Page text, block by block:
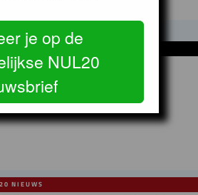
ARTIKELEN
NIEUWS
je op de
NUL20